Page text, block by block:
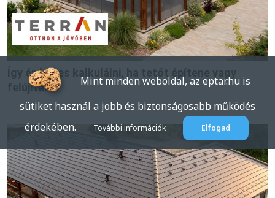
Így érdemes kalkulálni, ha tetőt építene vagy
felújítana
Mint minden weboldal, az eptar.hu is
sütiket használ a jobb és biztonságosabb működés
érdekében.További információk Elfogad